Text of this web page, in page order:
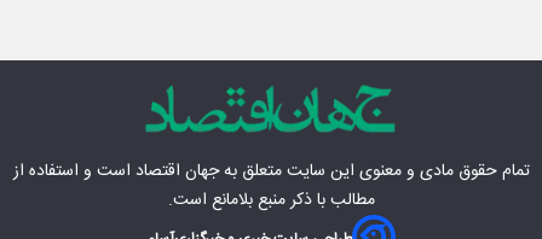
تمام حقوق مادی‌ و معنوی این سایت متعلق بهجهان اقتصاد است و استفاده از
مطالب با ذکر منبع بلامانع است.